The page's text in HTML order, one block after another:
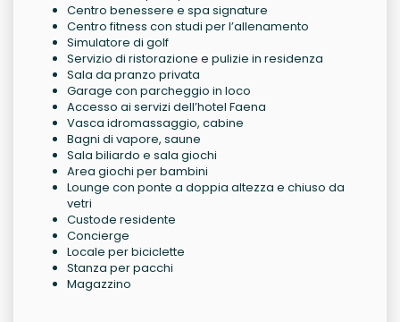
Centro benessere e spa signature
Centro fitness con studi per l’allenamento
Simulatore di golf
Servizio di ristorazione e pulizie in residenza
Sala da pranzo privata
Garage con parcheggio in loco
Accesso ai servizi dell’hotel Faena
Vasca idromassaggio, cabine
Bagni di vapore, saune
Sala biliardo e sala giochi
Area giochi per bambini
Lounge con ponte a doppia altezza e chiuso da
vetri
Custode residente
Concierge
Locale per biciclette
Stanza per pacchi
Magazzino